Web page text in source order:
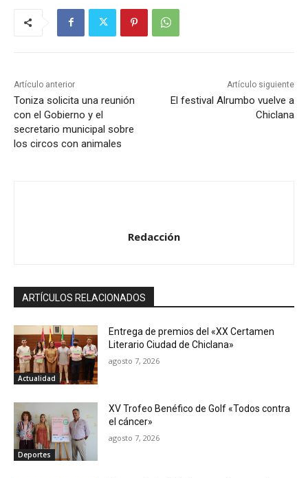
Artículo anterior
Toniza solicita una reunión
con el Gobierno y el
secretario municipal sobre
los circos con animales
Artículo siguiente
El festival Alrumbo vuelve a
Chiclana
Redacción
ARTÍCULOS RELACIONADOS
Actualidad
Entrega de premios del «XX Certamen
Literario Ciudad de Chiclana»
agosto 7, 2026
Deportes
XV Trofeo Benéfico de Golf «Todos contra
el cáncer»
agosto 7, 2026